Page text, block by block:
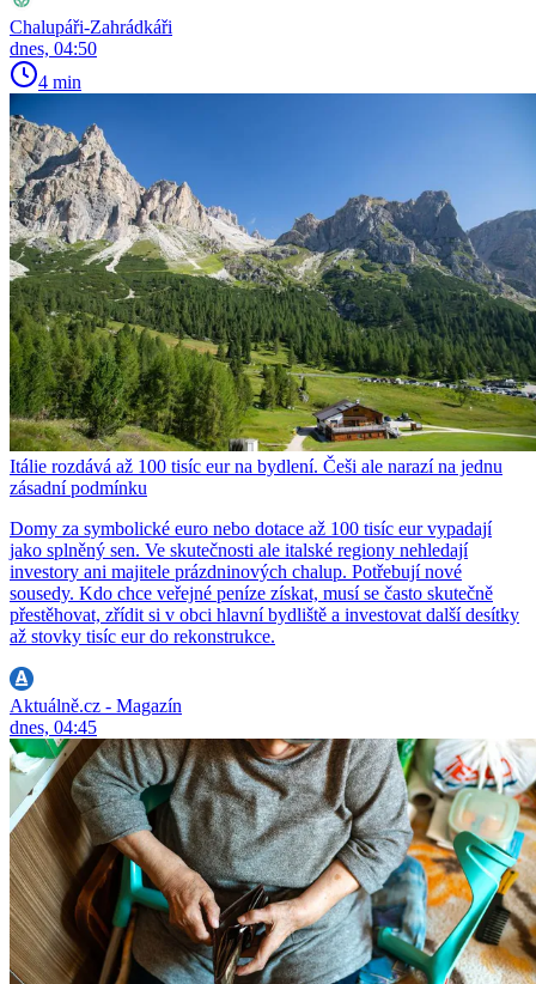
Chalupáři-Zahrádkáři
dnes, 04:50
4 min
Itálie rozdává až 100 tisíc eur na bydlení. Češi ale narazí na jednu
zásadní podmínku
Domy za symbolické euro nebo dotace až 100 tisíc eur vypadají
jako splněný sen. Ve skutečnosti ale italské regiony nehledají
investory ani majitele prázdninových chalup. Potřebují nové
sousedy. Kdo chce veřejné peníze získat, musí se často skutečně
přestěhovat, zřídit si v obci hlavní bydliště a investovat další desítky
až stovky tisíc eur do rekonstrukce.
Aktuálně.cz - Magazín
dnes, 04:45